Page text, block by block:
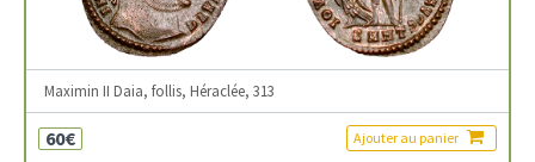
Maximin II Daia, follis, Héraclée, 313
60€ Ajouter au panier